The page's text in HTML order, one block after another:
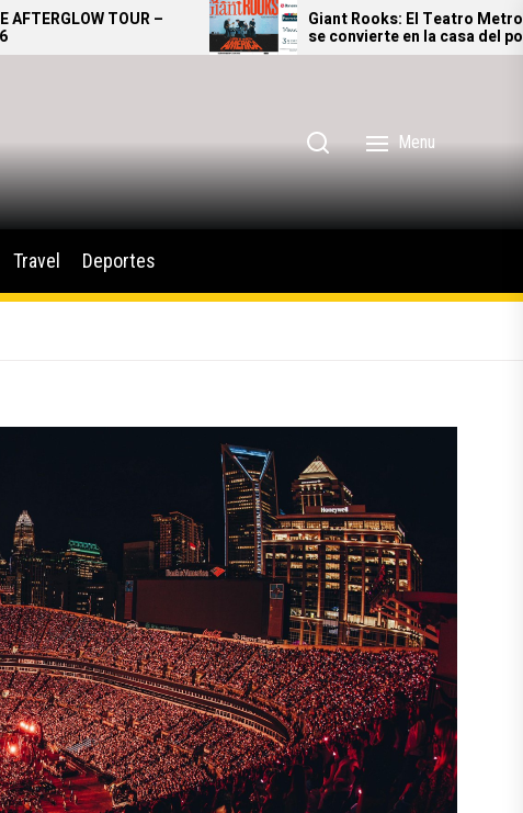
Giant Rooks: El Teatro Metropólitan
se convierte en la casa del pop
alternativo alemán
Menu
Travel Deportes